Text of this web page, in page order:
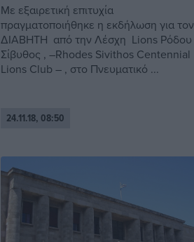
Με εξαιρετική επιτυχία
πραγματοποιήθηκε η εκδήλωση για τον
ΔΙΑΒΗΤΗ από την Λέσχη Lions Ρόδου
Σίβυθος , –Rhodes Sivithos Centennial
Lions Club – , στο Πνευματικό ...
24.11.18, 08:50